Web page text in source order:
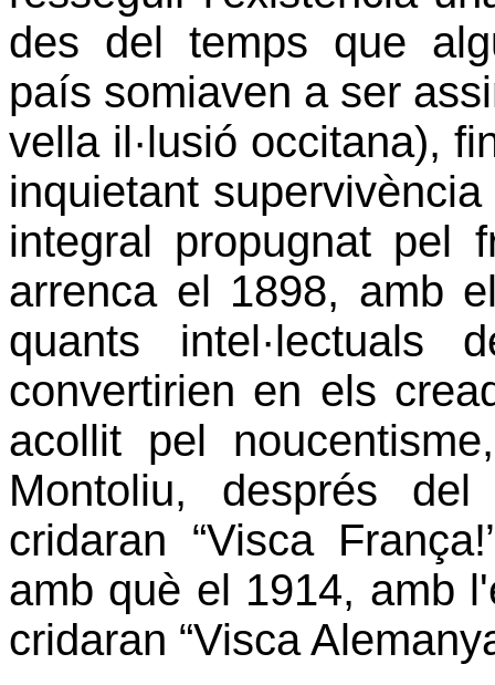
des del temps que
país somiaven a ser
vella il·lusió occitana),
inquietant
integral propugnat pel
arrenca el 1898, amb
quants intel·lectuals
convertirien en els
acollit pel
Montoliu, després
cridaran “Visca
amb què el 1914, amb
cridaran “Visca